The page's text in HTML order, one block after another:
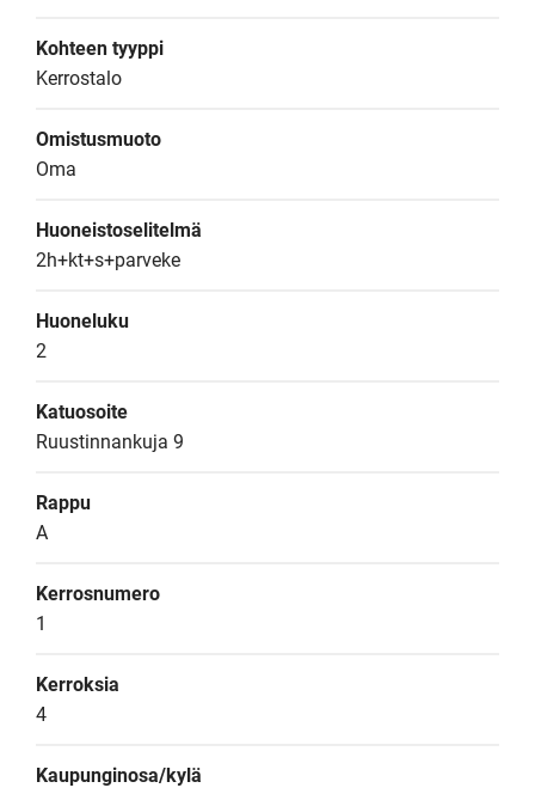
Kohteen tyyppi
Kerrostalo
Omistusmuoto
Oma
Huoneistoselitelmä
2h+kt+s+parveke
Huoneluku
2
Katuosoite
Ruustinnankuja 9
Rappu
A
Kerrosnumero
1
Kerroksia
4
Kaupunginosa/kylä